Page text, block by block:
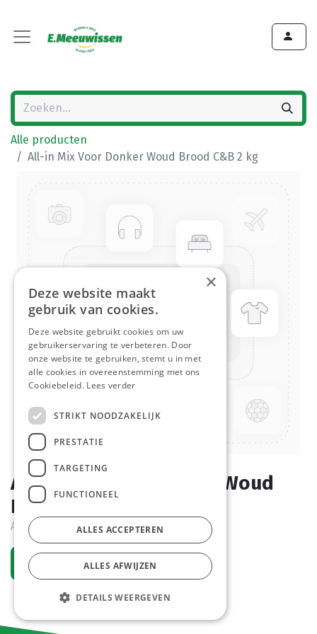
Alle producten
All-in Mix Voor Donker Woud Brood C&B 2 kg
All-in Mix Voor Donker Woud
Brood C&B 2 kg
Actief
Vraag een account aan
×
Deze website maakt
gebruik van cookies.
Deze website gebruikt cookies om uw
gebruikerservaring te verbeteren. Door
onze website te gebruiken, stemt u in met
alle cookies in overeenstemming met ons
Cookiebeleid. Lees verder
STRIKT NOODZAKELIJK
PRESTATIE
TARGETING
FUNCTIONEEL
ALLES ACCEPTEREN
ALLES AFWIJZEN
DETAILS WEERGEVEN